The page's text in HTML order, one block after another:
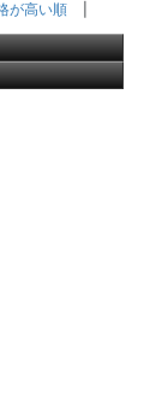
が高い順